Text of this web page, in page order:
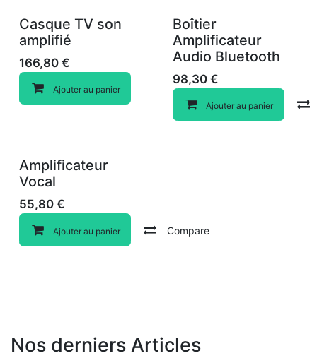
Casque TV son
amplifié
166,80 €
Ajouter au panier
Boîtier
Amplificateur
Audio Bluetooth
98,30€
Ajouter au panier
Amplificateur
Vocal
55,80 €
Ajouter au panier Compare
Nos derniers Articles